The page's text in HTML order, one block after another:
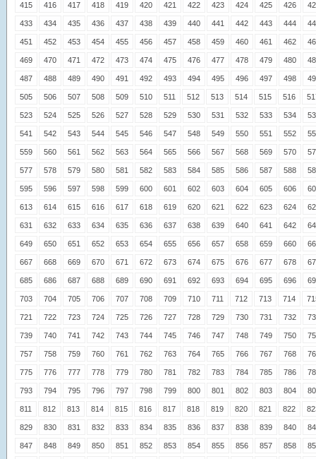
415 416 417 418 419 420 421 422 423 424 425 426
433 434 435 436 437 438 439 440 441 442 443 444
451 452 453 454 455 456 457 458 459 460 461 462
469 470 471 472 473 474 475 476 477 478 479 480
487 488 489 490 491 492 493 494 495 496 497 498
505 506 507 508 509 510 511 512 513 514 515 516
523 524 525 526 527 528 529 530 531 532 533 534
541 542 543 544 545 546 547 548 549 550 551 552
559 560 561 562 563 564 565 566 567 568 569 570
577 578 579 580 581 582 583 584 585 586 587 588
595 596 597 598 599 600 601 602 603 604 605 606
613 614 615 616 617 618 619 620 621 622 623 624
631 632 633 634 635 636 637 638 639 640 641 642
649 650 651 652 653 654 655 656 657 658 659 660
667 668 669 670 671 672 673 674 675 676 677 678
685 686 687 688 689 690 691 692 693 694 695 696
703 704 705 706 707 708 709 710 711 712 713 714
721 722 723 724 725 726 727 728 729 730 731 732
739 740 741 742 743 744 745 746 747 748 749 750
757 758 759 760 761 762 763 764 765 766 767 768
775 776 777 778 779 780 781 782 783 784 785 786
793 794 795 796 797 798 799 800 801 802 803 804
811 812 813 814 815 816 817 818 819 820 821 822
829 830 831 832 833 834 835 836 837 838 839 840
847 848 849 850 851 852 853 854 855 856 857 858